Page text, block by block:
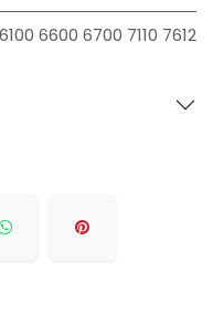
6600 6700 7110 7612